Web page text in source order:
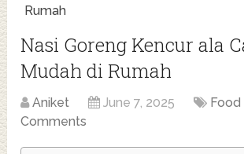
Rumah
Nasi Goreng Kencur ala
Mudah di Rumah
Aniket June 7, 2025 Food
Comments